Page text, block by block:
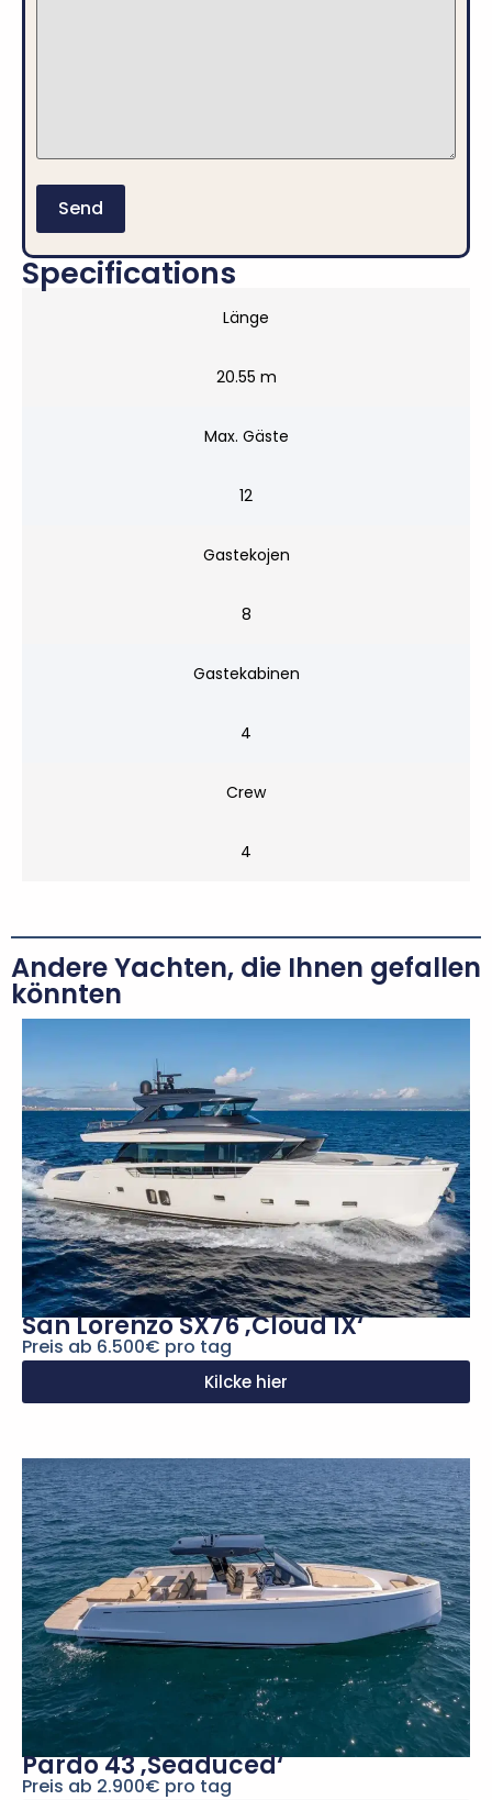
Specifications
Länge
20.55 m
Max. Gäste
12
Gastekojen
8
Gastekabinen
4
Crew
4
Andere Yachten, die Ihnen gefallen
könnten
San Lorenzo SX76 ‚Cloud IX‘
Preis ab 6.500€ pro tag
Kilcke hier
Pardo 43 ‚Seaduced‘
Preis ab 2.900€ pro tag